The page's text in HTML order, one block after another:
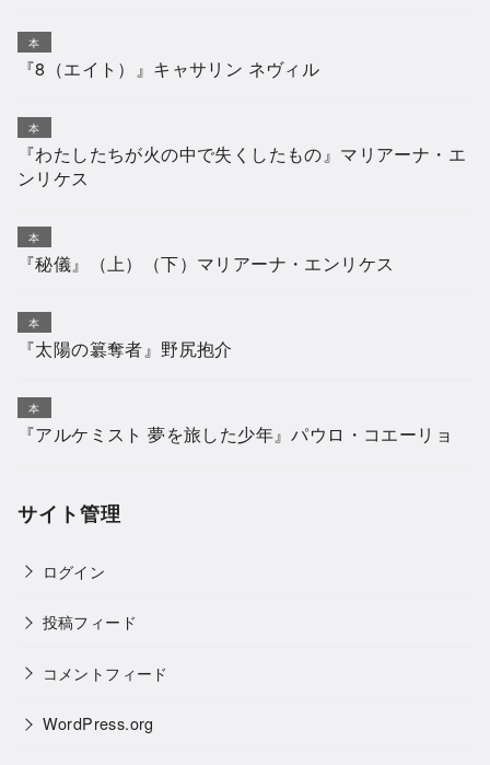
本
『8（エイト）』キャサリン ネヴィル
本
『わたしたちが火の中で失くしたもの』マリアーナ・エ
ンリケス
本
『秘儀』（上）（下）マリアーナ・エンリケス
本
『太陽の簒奪者』野尻抱介
本
『アルケミスト 夢を旅した少年』パウロ・コエーリョ
サイト管理
ログイン
投稿フィード
コメントフィード
WordPress.org